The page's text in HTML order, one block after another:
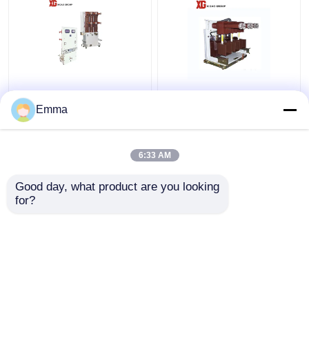
Disyuntor del vacío
40.5KV
Disyuntor de alto
Emma
6:33 AM
Good day, what product are you looking
for?